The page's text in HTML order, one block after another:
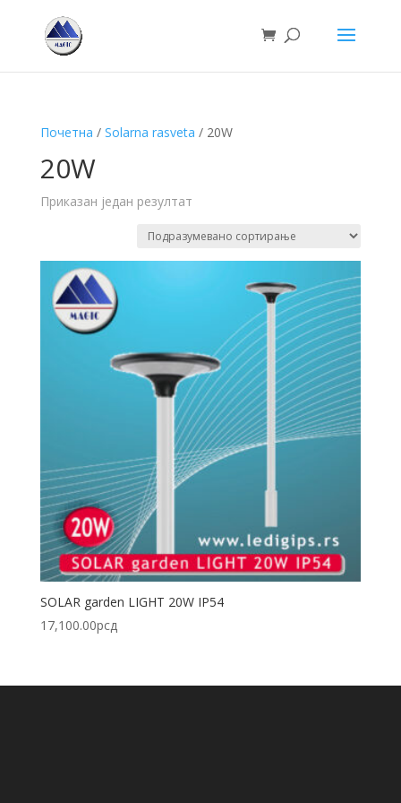
Почетна / Solarna rasveta / 20W
20W
Приказан један резултат
SOLAR garden LIGHT 20W IP54
17,100.00рсд